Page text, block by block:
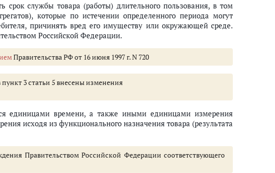
срок службы товара (работы) длительного пользования, в том
которые по истечении определенного периода могут
причинять вред его имуществу или окружающей среде.
Российской Федерации.
Правительства РФ от 16 июня 1997 г. N 720
пункт 3 статьи 5 внесены изменения
единицами времени, а также иными единицами измерения
исходя из функционального назначения товара (результата
Правительством Российской Федерации соответствующего